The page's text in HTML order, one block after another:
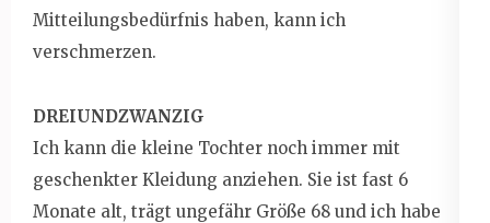
Mitteilungsbedürfnis haben, kann ich
verschmerzen.
DREIUNDZWANZIG
Ich kann die kleine Tochter noch immer mit
geschenkter Kleidung anziehen. Sie ist fast 6
Monate alt, trägt ungefähr Größe 68 und ich habe